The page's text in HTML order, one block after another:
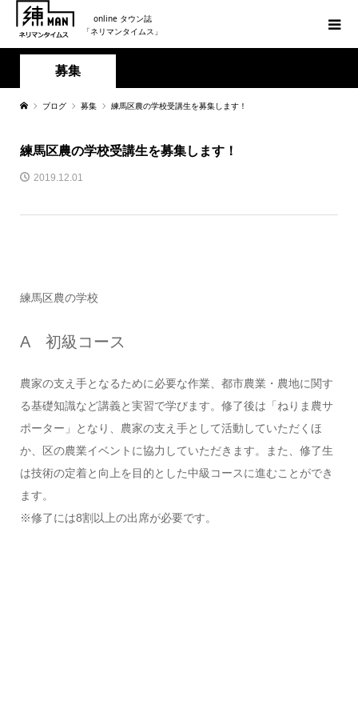
online タウン誌
「ネリマンタイムス」
募集
ブログ 募集 練馬区農の学校受講生を募集します！
練馬区農の学校受講生を募集します！
2019.12.01
練馬区農の学校
A 初級コース
農家の支え手となるために必要な作業、都市農業・農地に関す
る基礎知識など講義と実習で学びます。修了後は「ねりま農サ
ポーター」となり、農家の支え手として活動していただくほ
か、区の農業イベントに協力していただきます。また、修了生
は技術の定着と向上を目的とした中級コースに進むことができ
ます。
※修了には8割以上の出席が必要です。